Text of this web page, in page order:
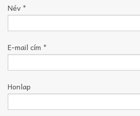
Név *
E-mail cím *
Honlap